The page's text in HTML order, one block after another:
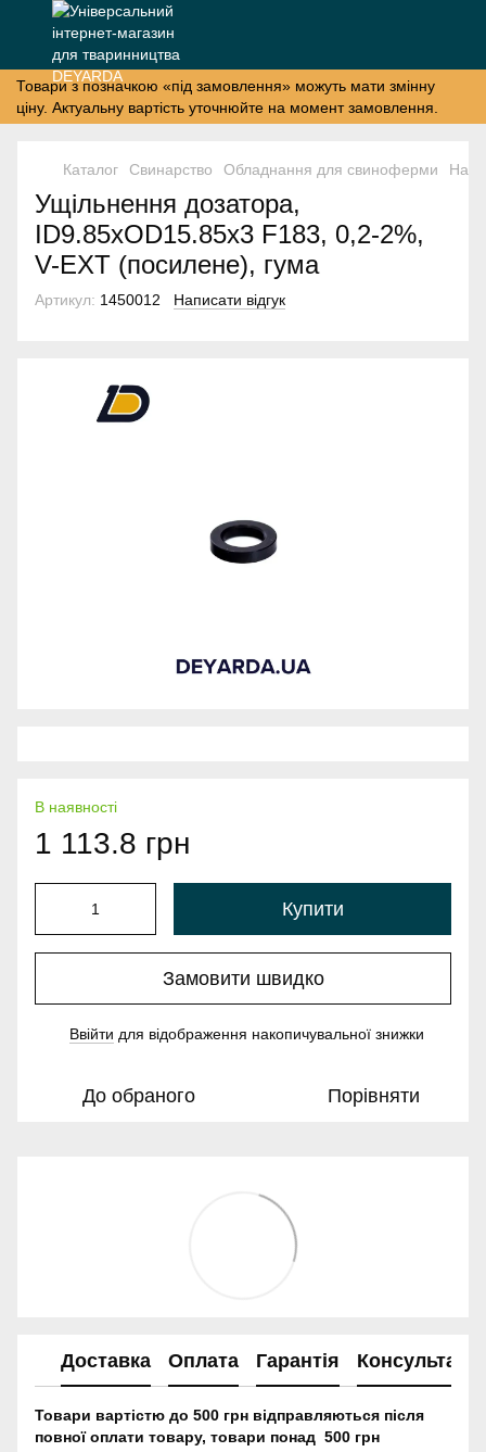
Товари з позначкою «під замовлення» можуть мати змінну
ціну. Актуальну вартість уточнюйте на момент замовлення.
Каталог Свинарство Обладнання для свиноферми
Ущільнення дозатора,
ID9.85xOD15.85x3 F183, 0,2-2%,
V-EXT (посилене), гума
Артикул: 1450012 Написати відгук
В наявності
1 113.8 грн
Купити
Замовити швидко
Ввійти для відображення накопичувальної знижки
До обраного Порівняти
Доставка Оплата Гарантія Консультація
Товари вартістю до 500 грн відправляються після
повної оплати товару, товари понад 500 грн